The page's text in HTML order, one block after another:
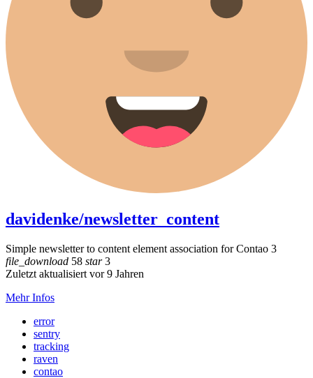
davidenke/newsletter_content
Simple newsletter to content element association for Contao 3
file_download 58 star3
Zuletzt aktualisiert vor 9 Jahren
Mehr Infos
error
sentry
tracking
raven
contao